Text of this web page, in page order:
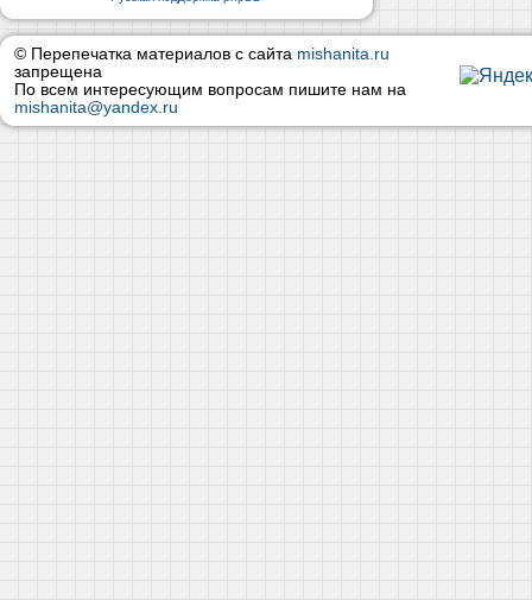
© Перепечатка материалов с сайта mishanita.ru
запрещена
По всем интересующим вопросам пишите нам на
mishanita@yandex.ru